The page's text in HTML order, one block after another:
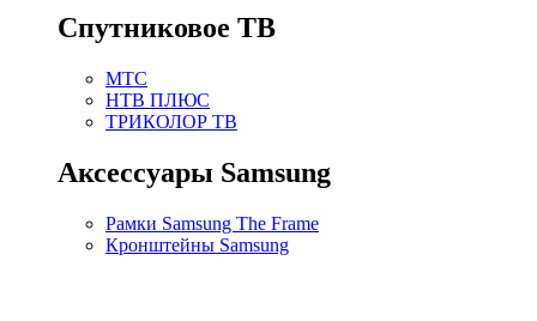
Спутниковое ТВ
МТС
НТВ ПЛЮС
ТРИКОЛОР ТВ
Аксессуары Samsung
Рамки Samsung The Frame
Кронштейны Samsung